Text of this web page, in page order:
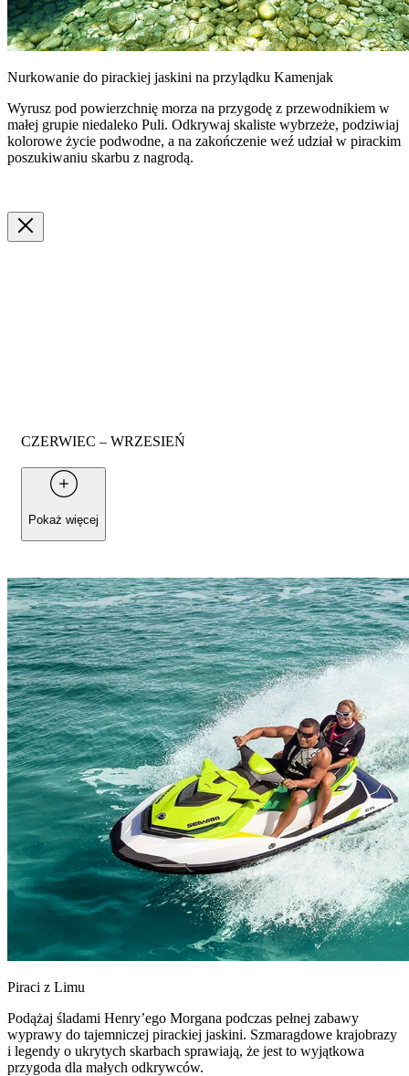
Nurkowanie do pirackiej jaskini na przylądku Kamenjak
Wyrusz pod powierzchnię morza na przygodę z przewodnikiem w
małej grupie niedaleko Puli. Odkrywaj skaliste wybrzeże, podziwiaj
kolorowe życie podwodne, a na zakończenie weź udział w pirackim
poszukiwaniu skarbu z nagrodą.
CZERWIEC – WRZESIEŃ
Od
150 €
za osobę
Pokaż więcej
Piraci z Limu
Podążaj śladami Henry’ego Morgana podczas pełnej zabawy
wyprawy do tajemniczej pirackiej jaskini. Szmaragdowe krajobrazy
i legendy o ukrytych skarbach sprawiają, że jest to wyjątkowa
przygoda dla małych odkrywców.